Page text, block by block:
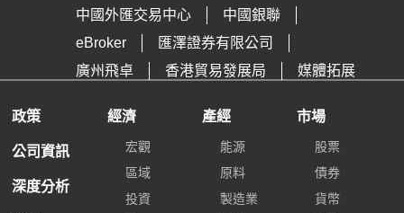
中國外匯交易中心
中國銀聯
eBroker
匯澤證券有限公司
廣州飛卓
香港貿易發展局 媒體拓展
政策
公司資訊
深度分析
經濟
宏觀
區域
投資
產經
能源
原料
製造業
市場
股票
債券
貨幣